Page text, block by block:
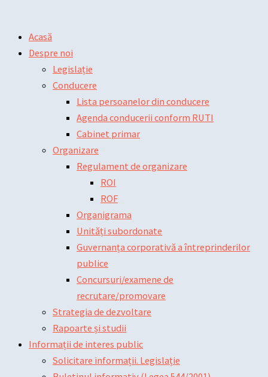
Acasă
Despre noi
Legislație
Conducere
Lista persoanelor din conducere
Agenda conducerii conform RUTI
Cabinet primar
Organizare
Regulament de organizare
ROI
ROF
Organigrama
Unități subordonate
Guvernanța corporativă a întreprinderilor
publice
Concursuri/examene de
recrutare/promovare
Strategia de dezvoltare
Rapoarte și studii
Informații de interes public
Solicitare informații. Legislație